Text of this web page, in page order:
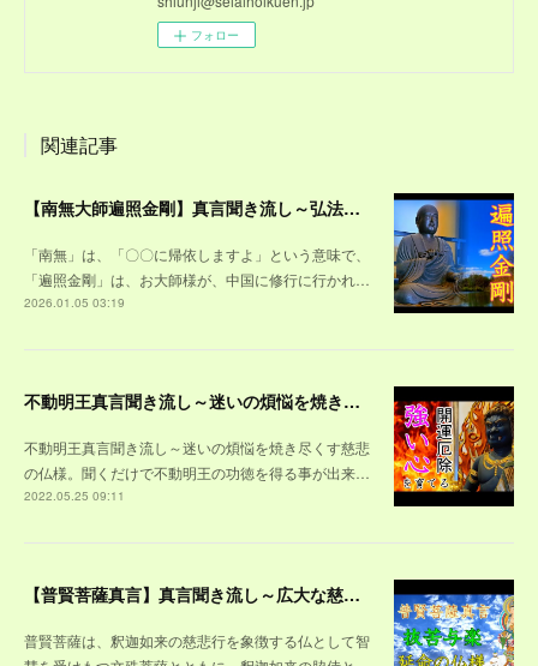
フォロー
関連記事
【南無大師遍照金剛】真言聞き流し～弘法大師空海のお経。聞くだけで困難から救ってくれるお大師様の御真言
「南無」は、「〇〇に帰依しますよ」という意味で、
「遍照金剛」は、お大師様が、中国に修行に行かれ…
2026.01.05 03:19
不動明王真言聞き流し～迷いの煩悩を焼き尽くす慈悲の仏様。聞くだけで不動明王の功徳を得る事が出来る御真言
不動明王真言聞き流し～迷いの煩悩を焼き尽くす慈悲
の仏様。聞くだけで不動明王の功徳を得る事が出来…
2022.05.25 09:11
【普賢菩薩真言】真言聞き流し～広大な慈悲の心を持つ延命の仏様
普賢菩薩は、釈迦如来の慈悲行を象徴する仏として智